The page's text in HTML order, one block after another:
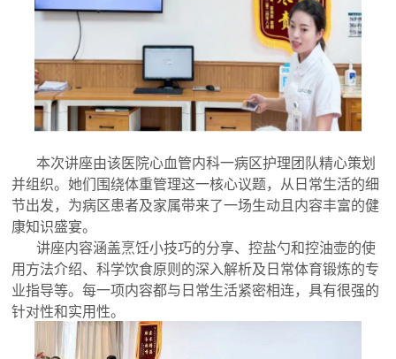
本次讲座由该医院心血管内科一病区护理团队精心策划
并组织。她们围绕体重管理这一核心议题，从日常生活的细
节出发，为病区患者及家属带来了一场生动且内容丰富的健
康知识盛宴。
讲座内容涵盖烹饪小技巧的分享、控盐勺和控油壶的使
用方法介绍、科学饮食原则的深入解析及日常体育锻炼的专
业指导等。每一项内容都与日常生活紧密相连，具有很强的
针对性和实用性。